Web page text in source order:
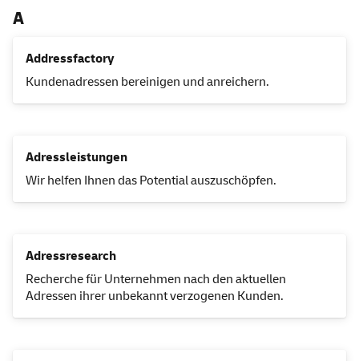
A
Addressfactory
Kundenadressen bereinigen und anreichern.
Adressleistungen
Wir helfen Ihnen das Potential auszuschöpfen.
Adressresearch
Recherche für Unternehmen nach den aktuellen
Adressen ihrer unbekannt verzogenen Kunden.